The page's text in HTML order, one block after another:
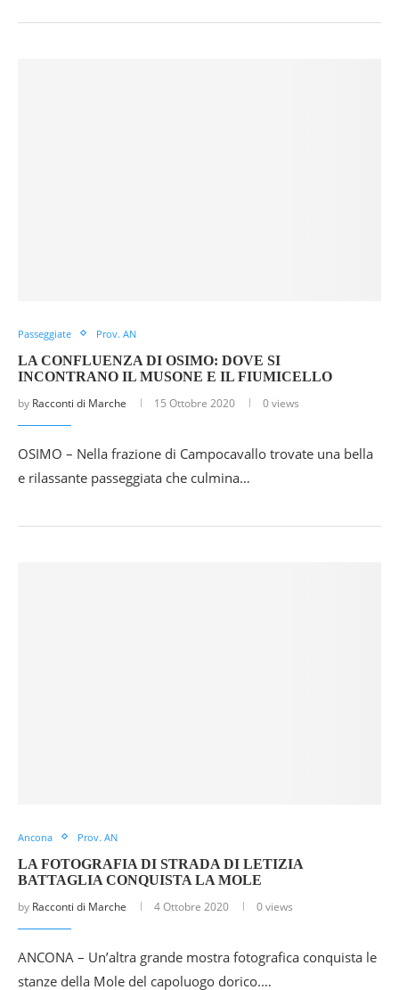
Passeggiate Prov. AN
LA CONFLUENZA DI OSIMO: DOVE SI
INCONTRANO IL MUSONE E IL FIUMICELLO
by Racconti di Marche 15 Ottobre 2020 0 views
OSIMO – Nella frazione di Campocavallo trovate una bella
e rilassante passeggiata che culmina…
Ancona Prov. AN
LA FOTOGRAFIA DI STRADA DI LETIZIA
BATTAGLIA CONQUISTA LA MOLE
by Racconti di Marche 4 Ottobre 2020 0 views
ANCONA – Un’altra grande mostra fotografica conquista le
stanze della Mole del capoluogo dorico.…